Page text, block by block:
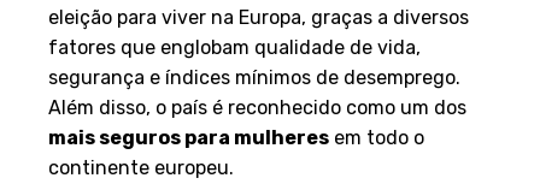
eleição para viver na Europa, graças a diversos
fatores que englobam qualidade de vida,
segurança e índices mínimos de desemprego.
Além disso, o país é reconhecido como um dos
mais seguros para mulheres em todo o
continente europeu.